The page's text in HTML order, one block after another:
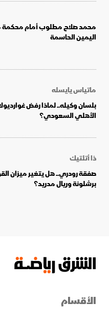
محمد صلاح مطلوب أمام محكمة
اليمين الحاسمة
ماتياس يايسله
بلسان وكيله.. لماذا رفض
الأهلي السعودي؟
ذا أتلتيك
صفقة رودري.. هل يتغير ميزان
برشلونة وريال مدريد؟
الأقسام